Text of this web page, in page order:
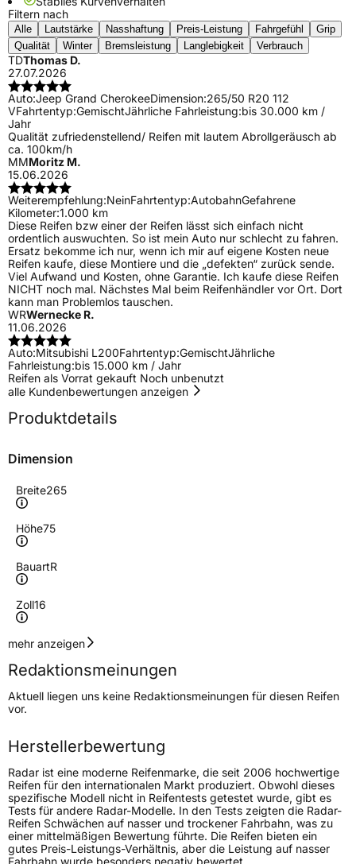
Filtern nach
Alle Lautstärke Nasshaftung Preis-Leistung Fahrgefühl
Grip
Qualität
Winter Bremsleistung Langlebigkeit Verbrauch
TDThomas D.
27.07.2026
Auto:Jeep Grand CherokeeDimension:265/50 R20 112
VFahrtentyp:GemischtJährliche Fahrleistung:bis 30.000 km /
Jahr
Qualität zufriedenstellend/ Reifen mit lautem Abrollgeräusch ab
ca. 100km/h
MMMoritz M.
15.06.2026
Weiterempfehlung:NeinFahrtentyp:AutobahnGefahrene
Kilometer:1.000 km
Diese Reifen bzw einer der Reifen lässt sich einfach nicht
ordentlich auswuchten. So ist mein Auto nur schlecht zu fahren.
Ersatz bekomme ich nur, wenn ich mir auf eigene Kosten neue
Reifen kaufe, diese Montiere und die „defekten“ zurück sende.
Viel Aufwand und Kosten, ohne Garantie. Ich kaufe diese Reifen
NICHT noch mal. Nächstes Mal beim Reifenhändler vor Ort. Dort
kann man Problemlos tauschen.
WRWernecke R.
11.06.2026
Auto:Mitsubishi L200Fahrtentyp:GemischtJährliche
Fahrleistung:bis 15.000 km / Jahr
Reifen als Vorrat gekauft Noch unbenutzt
alle Kundenbewertungen anzeigen
Produktdetails
Dimension
Breite265
Höhe75
BauartR
Zoll16
Geschwindigkeitsindex
Höchstgeschwindigkeit
170 km/h
Lastindex123/120
Höchstlast1550/1400 kg
Generelle Merkmale
FahrzeugtypSUV
VerwendungGanzjahresreifen
ModellnameRenegade AT 5
mehr anzeigen
Redaktionsmeinungen
Aktuell liegen uns keine Redaktionsmeinungen für diesen Reifen
vor.
Herstellerbewertung
Radar ist eine moderne Reifenmarke, die seit 2006 hochwertige
Reifen für den internationalen Markt produziert. Obwohl dieses
spezifische Modell nicht in Reifentests getestet wurde, gibt es
Tests für andere Radar-Modelle. In den Tests zeigten die Radar-
Reifen Schwächen auf nasser und trockener Fahrbahn, was zu
einer mittelmäßigen Bewertung führte. Die Reifen bieten ein
gutes Preis-Leistungs-Verhältnis, aber die Leistung auf nasser